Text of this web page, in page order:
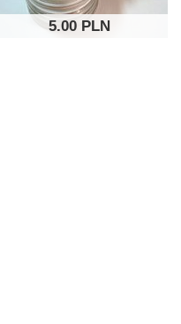
5.00 PLN